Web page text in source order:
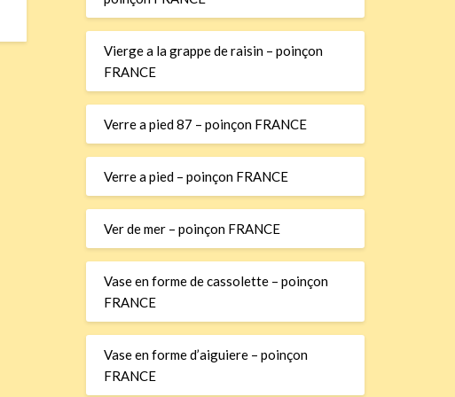
Vierge a la grappe de raisin – poinçon
FRANCE
Verre a pied 87 – poinçon FRANCE
Verre a pied – poinçon FRANCE
Ver de mer – poinçon FRANCE
Vase en forme de cassolette – poinçon
FRANCE
Vase en forme d’aiguiere – poinçon
FRANCE